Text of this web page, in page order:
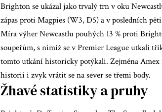
Brighton se ukázal jako trvalý trn v oku
zápas proti Magpies (W3, D5) a v posledních
Míra výher Newcastlu pouhých 13 % proti
soupeřům, s nimiž se v Premier League utkali
tomto utkání historicky potýkali. Zejména Amex
historii i zvyk vrátit se na sever se třemi body.
Žhavé statistiky a pruhy